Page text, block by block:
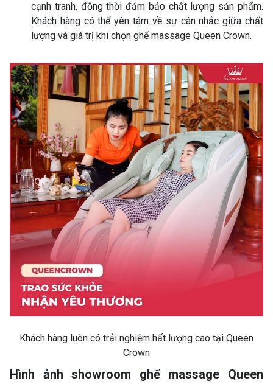
cạnh tranh, đồng thời đảm bảo chất lượng sản phẩm.
Khách hàng có thể yên tâm về sự cân nhắc giữa chất
lượng và giá trị khi chọn ghế massage Queen Crown.
Khách hàng luôn có trải nghiệm hất lượng cao tại Queen
Crown
Hình ảnh showroom ghế massage Queen